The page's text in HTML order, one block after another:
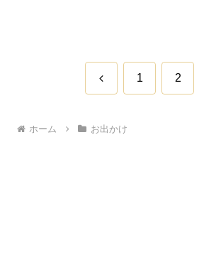
前 1 2
ホーム お出かけ